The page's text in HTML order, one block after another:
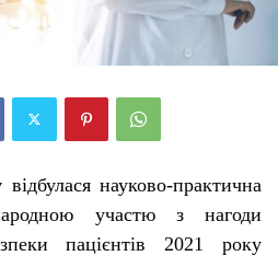
відбулася науково-практична
участю з нагоди
пацієнтів 2021 року